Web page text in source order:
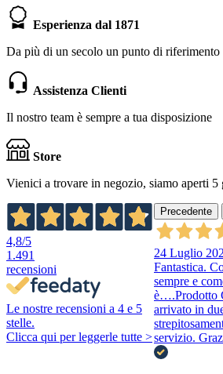
Esperienza dal 1871
Da più di un secolo un punto di riferimento
Assistenza Clienti
Il nostro team è sempre a tua disposizione
Store
Vienici a trovare in negozio, siamo aperti 5
4,8/5
1.491
recensioni
Le nostre recensioni a 4 e 5
stelle.
Clicca qui per leggerle tutte >
Precedente
24 Luglio
Fantastica.
sempre e
è….Prodotto
arrivato in
servizio.